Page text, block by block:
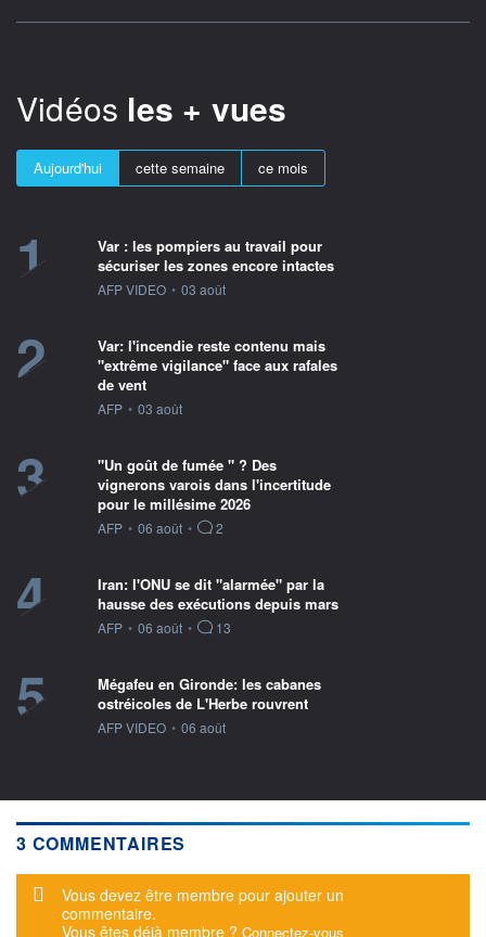
Vidéos les + vues
Aujourd'hui cette semaine ce mois
1
Var : les pompiers au travail pour
sécuriser les zones encore intactes
information fournie par
AFP VIDEO • 03 août
2
Var: l'incendie reste contenu mais
"extrême vigilance" face aux rafales
de vent
information fournie par
AFP • 03 août
3
"Un goût de fumée " ? Des
vignerons varois dans l'incertitude
pour le millésime 2026
information fournie par
AFP • 06 août • 2
4
Iran: l'ONU se dit "alarmée" par la
hausse des exécutions depuis mars
information fournie par
AFP • 06 août • 13
5
Mégafeu en Gironde: les cabanes
ostréicoles de L'Herbe rouvrent
information fournie par
AFP VIDEO • 06 août
3 COMMENTAIRES
Message d'alerte
Vous devez être membre pour ajouter un
commentaire.
Vous êtes déjà membre ? Connectez-vous